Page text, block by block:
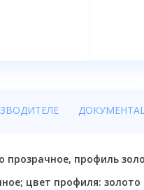
прозрачное, профиль
цвет профиля: золото